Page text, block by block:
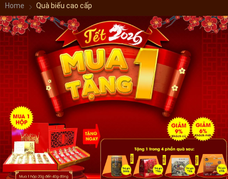
Home Quà biếu cao cấp